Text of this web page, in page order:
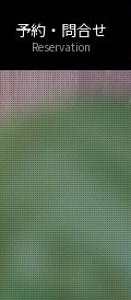
予約・問合せ
Reservation